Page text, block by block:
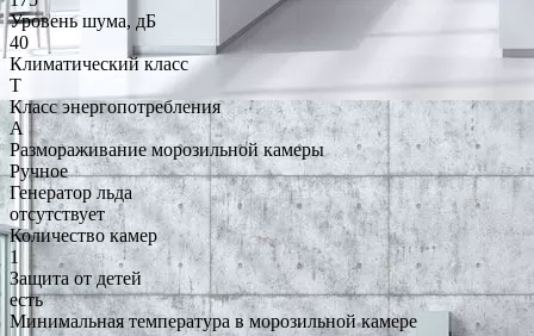
Уровень шума, дБ
40
Климатический класс
T
Класс энергопотребления
A
Размораживание морозильной камеры
Ручное
Генератор льда
отсутствует
Количество камер
1
Защита от детей
есть
Минимальная температура в морозильной камере